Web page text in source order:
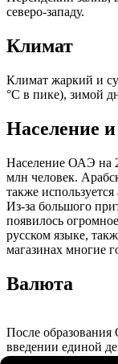
северо-западу.​
Климат
Климат жаркий и
°C в пике), зимой
Население
Население ОАЭ на
млн человек.
также
Из-за большого
появилось
русском языке,
магазинах многие
Валюта
После
введении единой